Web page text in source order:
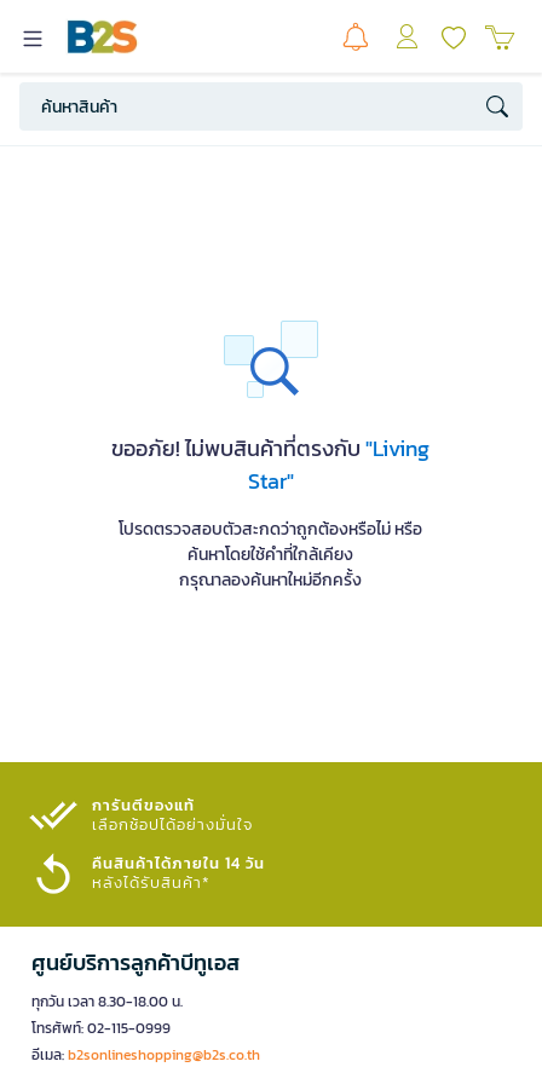
ขออภัย! ไม่พบสินค้าที่ตรงกับ"Living
Star"
โปรดตรวจสอบตัวสะกดว่าถูกต้องหรือไม่ หรือ
ค้นหาโดยใช้คำที่ใกล้เคียง
กรุณาลองค้นหาใหม่อีกครั้ง
การันตีของแท้
เลือกช้อปได้อย่างมั่นใจ​
คืนสินค้าได้ภายใน 14 วัน
หลังได้รับสินค้า*
ศูนย์บริการลูกค้าบีทูเอส
ทุกวัน เวลา 8.30-18.00 น.
โทรศัพท์: 02-115-0999
อีเมล:b2sonlineshopping@b2s.co.th